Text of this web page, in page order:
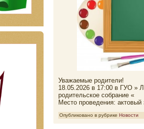
Уважаемые родители!
18.05.2026 в 17:00 в ГУО »
родительское собрание «
Место проведения:
Опубликовано в рубрике Новости